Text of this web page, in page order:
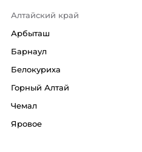
Алтайский край
Арбыташ
Барнаул
Белокуриха
Горный Алтай
Чемал
Яровое